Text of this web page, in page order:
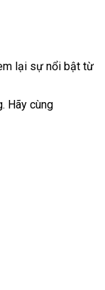
lại sự nổi bật từ
Hãy cùng